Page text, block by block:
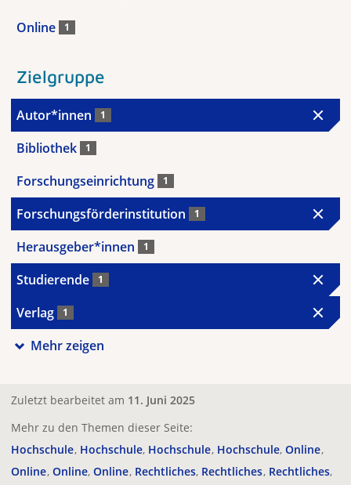
Online 1
Zielgruppe
Autor*innen 1
Bibliothek 1
Forschungseinrichtung 1
Forschungsförderinstitution 1
Herausgeber*innen 1
Studierende 1
Verlag 1
Mehr zeigen
Zuletzt bearbeitet am 11. Juni 2025
Mehr zu den Themen dieser Seite:
Hochschule Hochschule Hochschule Hochschule Online
Online Online Online Rechtliches Rechtliches Rechtliches